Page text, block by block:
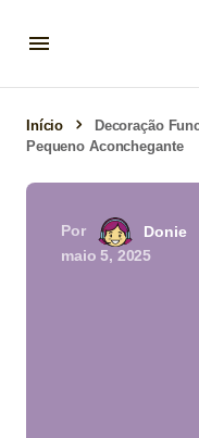
Início
Decoração
Pequeno Aconchegante
Por
Donie
maio 5, 2025